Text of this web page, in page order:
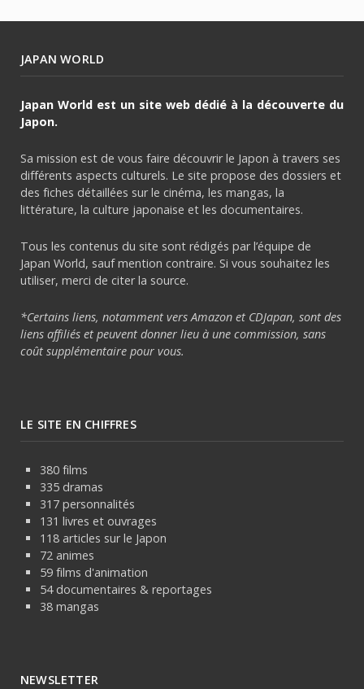
JAPAN WORLD
Japan World est un site web dédié à la découverte du
Japon.
Sa mission est de vous faire découvrir le Japon à travers ses
différents aspects culturels. Le site propose des dossiers et
des fiches détaillées sur le cinéma, les mangas, la
littérature, la culture japonaise et les documentaires.
Tous les contenus du site sont rédigés par l’équipe de
Japan World, sauf mention contraire. Si vous souhaitez les
utiliser, merci de citer la source.
*Certains liens, notamment vers Amazon et CDJapan, sont des
liens affiliés et peuvent donner lieu à une commission, sans
coût supplémentaire pour vous.
LE SITE EN CHIFFRES
380 films
335 dramas
317 personnalités
131 livres et ouvrages
118 articles sur le Japon
72 animes
59 films d'animation
54 documentaires & reportages
38 mangas
NEWSLETTER